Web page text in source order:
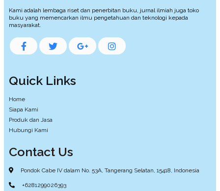
Kami adalah lembaga riset dan penerbitan buku, jurnal ilmiah juga toko
buku yang memencarkan ilmu pengetahuan dan teknologi kepada
masyarakat.
Quick Links
Home
Siapa Kami
Produk dan Jasa
Hubungi Kami
Contact Us
Pondok Cabe IV dalam No. 53A, Tangerang Selatan, 15418, Indonesia
+6281299026393